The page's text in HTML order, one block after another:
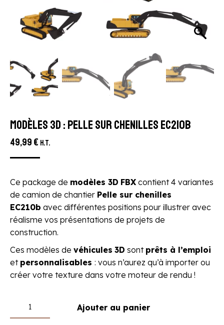
Modèles 3D : Pelle sur chenilles EC210b
49,99 € H.T.
Ce package de modèles 3D FBX contient 4 variantes
de camion de chantier Pelle sur chenilles
EC210b avec différentes positions pour illustrer avec
réalisme vos présentations de projets de
construction.
Ces modèles de véhicules 3D sont prêts à l’emploi
et personnalisables : vous n’aurez qu’à importer ou
créer votre texture dans votre moteur de rendu !
quantité
Ajouter au panier